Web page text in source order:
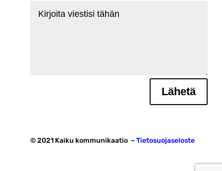
viestisi
Lähetä
© 2021 Kaiku kommunikaatio – Tietosuojaseloste